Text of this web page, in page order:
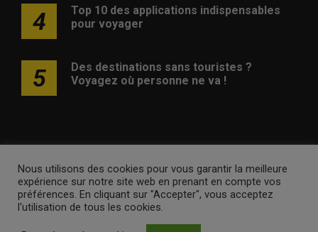
4
Top 10 des applications indispensables
pour voyager
5
Des destinations sans touristes ?
Voyagez où personne ne va !
Publicité Contact Avertissement Newsletter
Politique
de confidentialité
Nous utilisons des cookies pour vous garantir la meilleure
expérience sur notre site web en prenant en compte vos
préférences. En cliquant sur "Accepter", vous acceptez
l'utilisation de tous les cookies.